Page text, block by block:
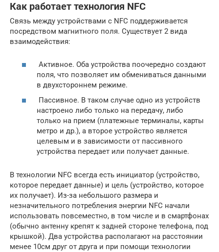
Как работает технология NFC
Связь между устройствами с NFC поддерживается
посредством магнитного поля. Существует 2 вида
взаимодействия:
Активное. Оба устройства поочередно создают
поля, что позволяет им обмениваться данными
в двухстороннем режиме.
Пассивное. В таком случае одно из устройств
настроено либо только на передачу, либо
только на прием (платежные терминалы, карты
метро и др.), а второе устройство является
целевым и в зависимости от пассивного
устройства передает или получает данные.
В технологии NFC всегда есть инициатор (устройство,
которое передает данные) и цель (устройство, которое
их получает). Из-за небольшого размера и
незначительного потребления энергии NFC начали
использовать повсеместно, в том числе и в смартфонах
(обычно антенну крепят к задней стороне телефона, под
крышкой). Два устройства располагают на расстоянии
менее 10см друг от друга и при помощи технологии